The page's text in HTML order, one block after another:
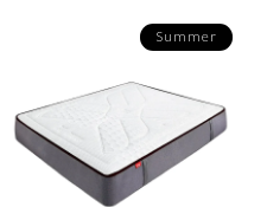
Summer